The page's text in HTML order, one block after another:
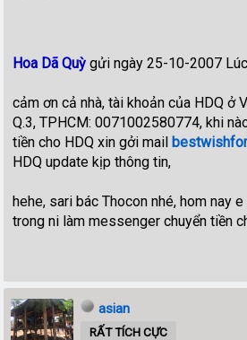
Hoa Dã Quỳ gửi ngày 25-10-2007
cảm ơn cả nhà, tài khoản của HDQ ở
Q.3, TPHCM: 0071002580774, khi
tiền cho HDQ xin gởi mail
HDQ update kịp thông tin,
hehe, sari bác Thocon nhé, hom nay
trong ni làm messenger chuyển tiền
asian
RẤT TÍCH CỰC